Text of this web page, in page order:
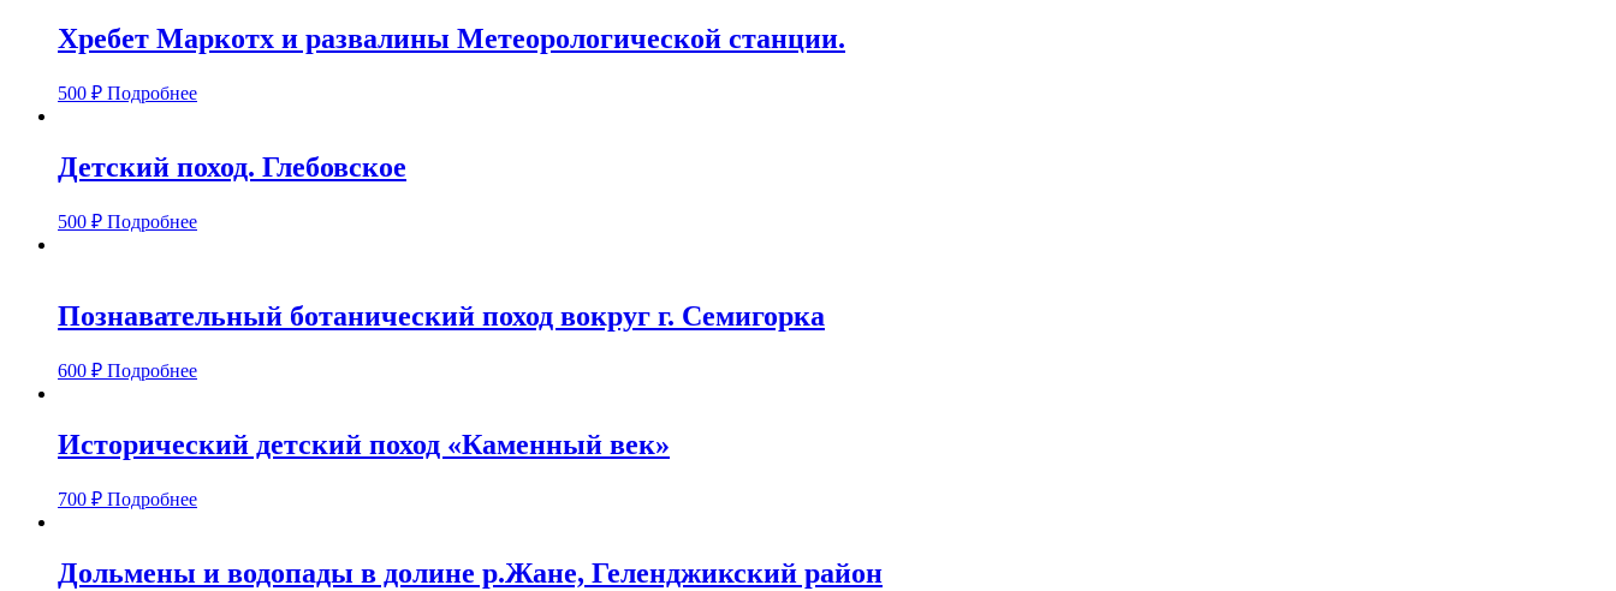
Хребет Маркотх и развалины Метеорологической станции.
500 ₽ Подробнее
Детский поход. Глебовское
500 ₽ Подробнее
Познавательный ботанический поход вокруг г. Семигорка
600 ₽ Подробнее
Исторический детский поход «Каменный век»
700 ₽ Подробнее
Дольмены и водопады в долине р.Жане, Геленджикский район